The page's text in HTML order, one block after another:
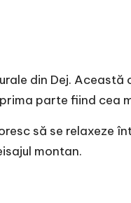
din Dej.
parte fiind cea
să se relaxeze
montan.